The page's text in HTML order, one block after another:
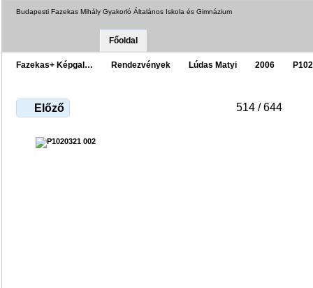
Budapesti Fazekas Mihály Gyakorló Általános Iskola és Gimnázium
Főoldal
Fazekas+ Képgal… Rendezvények Lúdas Matyi 2006
Előző 514 / 644